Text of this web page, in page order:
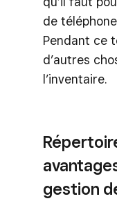
de
Pendant ce
d’autres
l’inventaire.
gestion